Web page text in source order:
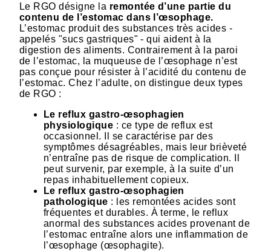
Le RGO désigne la remontée d’une partie du
contenu de l’estomac dans l’œsophage.
L’estomac produit des substances très acides -
appelés "sucs gastriques" - qui aident à la
digestion des aliments. Contrairement à la paroi
de l’estomac, la muqueuse de l’œsophage n’est
pas conçue pour résister à l’acidité du contenu de
l’estomac. Chez l’adulte, on distingue deux types
de RGO :
Le reflux gastro-œsophagien
physiologique : ce type de reflux est
occasionnel. Il se caractérise par des
symptômes désagréables, mais leur brièveté
n’entraîne pas de risque de complication. Il
peut survenir, par exemple, à la suite d’un
repas inhabituellement copieux.
Le reflux gastro-œsophagien
pathologique : les remontées acides sont
fréquentes et durables. À terme, le reflux
anormal des substances acides provenant de
l’estomac entraîne alors une inflammation de
l’œsophage (œsophagite).